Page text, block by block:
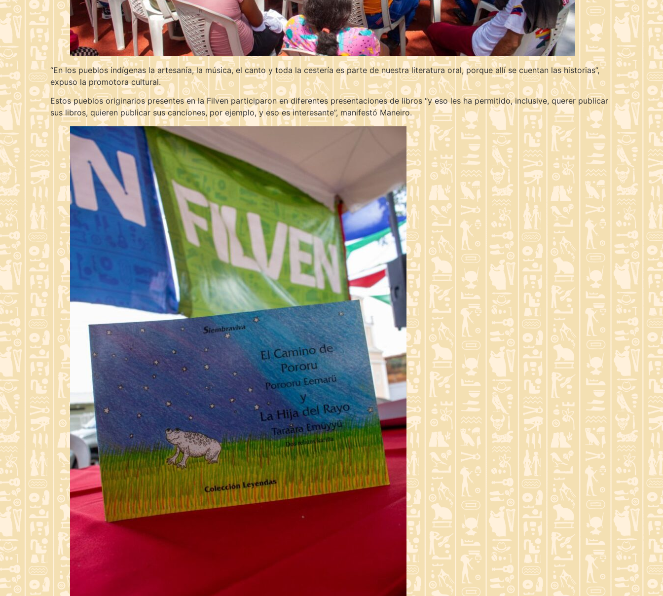
“En los pueblos indígenas la artesanía, la música, el canto y toda la cestería es parte de nuestra literatura oral, porque allí se cuentan las historias”,
expuso la promotora cultural.
Estos pueblos originarios presentes en la Filven participaron en diferentes presentaciones de libros “y eso les ha permitido, inclusive, querer publicar
sus libros, quieren publicar sus canciones, por ejemplo, y eso es interesante”, manifestó Maneiro.